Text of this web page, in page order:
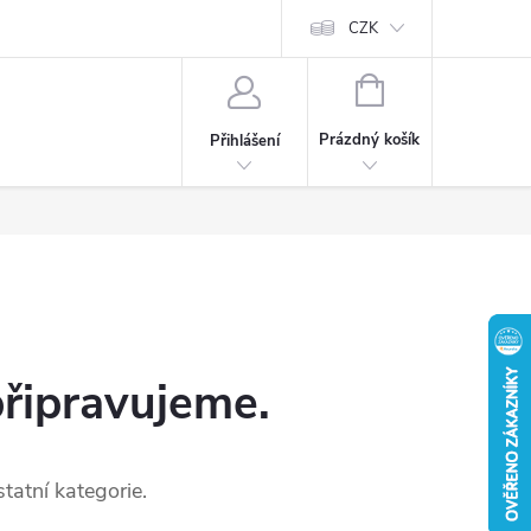
CZK
Přihlášení
NÁKUPNÍ
Prázdný košík
kategorie.